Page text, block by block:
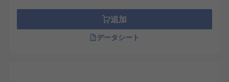
追加
データシート